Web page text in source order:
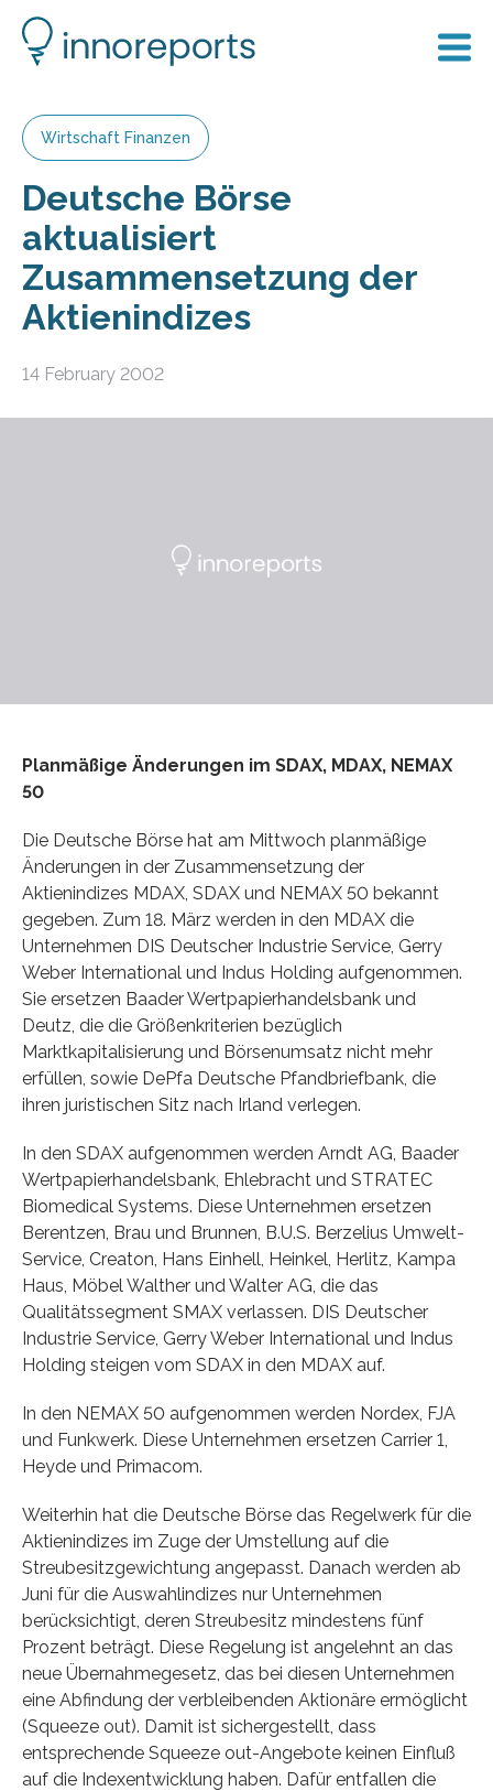
Wirtschaft Finanzen
Deutsche Börse
aktualisiert
Zusammensetzung der
Aktienindizes
14 February 2002
Planmäßige Änderungen im SDAX, MDAX, NEMAX
50
Die Deutsche Börse hat am Mittwoch planmäßige
Änderungen in der Zusammensetzung der
Aktienindizes MDAX, SDAX und NEMAX 50 bekannt
gegeben. Zum 18. März werden in den MDAX die
Unternehmen DIS Deutscher Industrie Service, Gerry
Weber International und Indus Holding aufgenommen.
Sie ersetzen Baader Wertpapierhandelsbank und
Deutz, die die Größenkriterien bezüglich
Marktkapitalisierung und Börsenumsatz nicht mehr
erfüllen, sowie DePfa Deutsche Pfandbriefbank, die
ihren juristischen Sitz nach Irland verlegen.
In den SDAX aufgenommen werden Arndt AG, Baader
Wertpapierhandelsbank, Ehlebracht und STRATEC
Biomedical Systems. Diese Unternehmen ersetzen
Berentzen, Brau und Brunnen, B.U.S. Berzelius Umwelt-
Service, Creaton, Hans Einhell, Heinkel, Herlitz, Kampa
Haus, Möbel Walther und Walter AG, die das
Qualitätssegment SMAX verlassen. DIS Deutscher
Industrie Service, Gerry Weber International und Indus
Holding steigen vom SDAX in den MDAX auf.
In den NEMAX 50 aufgenommen werden Nordex, FJA
und Funkwerk. Diese Unternehmen ersetzen Carrier 1,
Heyde und Primacom.
Weiterhin hat die Deutsche Börse das Regelwerk für die
Aktienindizes im Zuge der Umstellung auf die
Streubesitzgewichtung angepasst. Danach werden ab
Juni für die Auswahlindizes nur Unternehmen
berücksichtigt, deren Streubesitz mindestens fünf
Prozent beträgt. Diese Regelung ist angelehnt an das
neue Übernahmegesetz, das bei diesen Unternehmen
eine Abfindung der verbleibenden Aktionäre ermöglicht
(Squeeze out). Damit ist sichergestellt, dass
entsprechende Squeeze out-Angebote keinen Einfluß
auf die Indexentwicklung haben. Dafür entfallen die